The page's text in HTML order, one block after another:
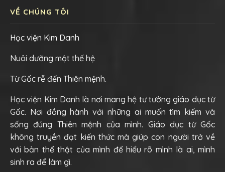
VỀ CHÚNG TÔI
Học viện Kim Danh
Nuôi dưỡng một thế hệ
Từ Gốc rễ đến Thiên mệnh.
Học viện Kim Danh là nơi mang hệ tư tưởng giáo dục từ
Gốc. Nơi đồng hành với những ai muốn tìm kiếm và
sống đúng Thiên mệnh của mình. Giáo dục từ Gốc
không truyền đạt kiến thức mà giúp con người trở về
với bản thể thật của mình để hiểu rõ mình là ai, mình
sinh ra để làm gì.